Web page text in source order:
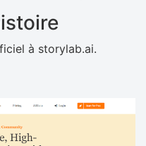
à storylab.ai.